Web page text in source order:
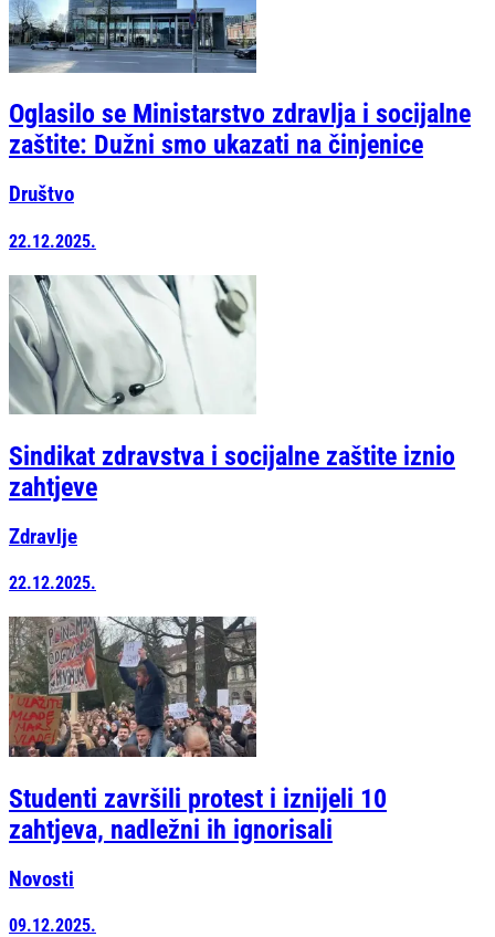
Oglasilo se Ministarstvo zdravlja i socijalne
zaštite: Dužni smo ukazati na činjenice
Društvo
22.12.2025.
Sindikat zdravstva i socijalne zaštite iznio
zahtjeve
Zdravlje
22.12.2025.
Studenti završili protest i iznijeli 10
zahtjeva, nadležni ih ignorisali
Novosti
09.12.2025.